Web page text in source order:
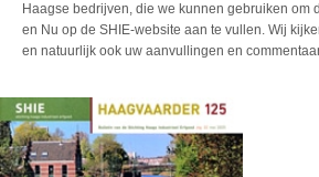
Haagse bedrijven, die we kunnen gebruiken om
en Nu op de SHIE-website aan te vullen. Wij
en natuurlijk ook uw aanvullingen en